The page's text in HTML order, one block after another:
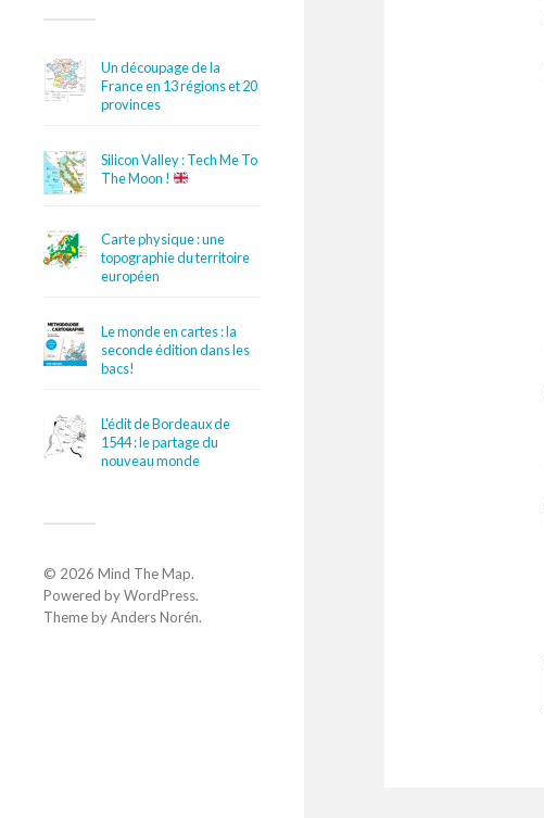
Un découpage de la
France en 13 régions et 20
provinces
Silicon Valley : Tech Me To
The Moon !
Carte physique : une
topographie du territoire
européen
Le monde en cartes : la
seconde édition dans les
bacs!
L'édit de Bordeaux de
1544 : le partage du
nouveau monde
© 2026 Mind The Map.
Powered byWordPress.
Theme byAnders Norén.